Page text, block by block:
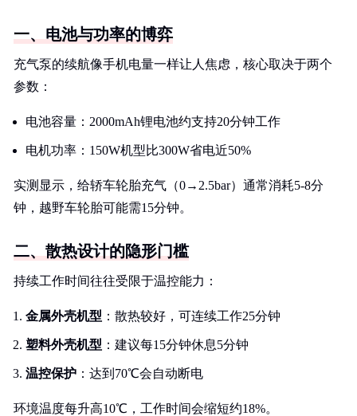
一、电池与功率的博弈
充气泵的续航像手机电量一样让人焦虑，核心取决于两个
参数：
电池容量：2000mAh锂电池约支持20分钟工作
电机功率：150W机型比300W省电近50%
实测显示，给轿车轮胎充气（0→2.5bar）通常消耗5-8分
钟，越野车轮胎可能需15分钟。
二、散热设计的隐形门槛
持续工作时间往往受限于温控能力：
金属外壳机型 ：散热较好，可连续工作25分钟
塑料外壳机型 ：建议每15分钟休息5分钟
温控保护 ：达到70℃会自动断电
环境温度每升高10℃，工作时间会缩短约18%。